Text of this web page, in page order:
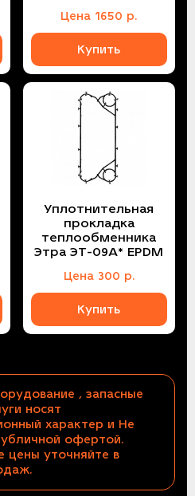
Цена 1650 р.
Купить
Уплотнительная
прокладка
теплообменника
Этра ЭТ-09A* EPDM
Цена 300 р.
Купить
, запасные
носят
характер и Не
офертой.
цены уточняйте в